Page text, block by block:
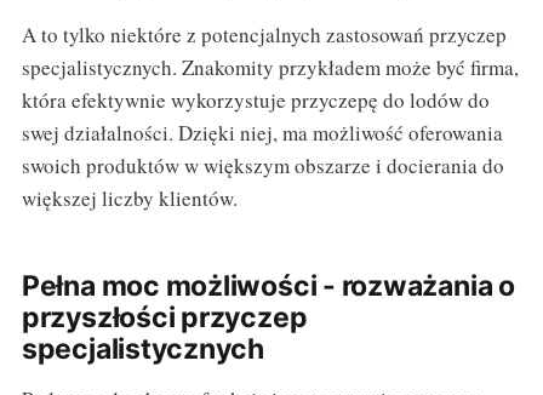
A to tylko niektóre z potencjalnych zastosowań przyczep
specjalistycznych. Znakomity przykładem może być firma,
która efektywnie wykorzystuje przyczepę do lodów do
swej działalności. Dzięki niej, ma możliwość oferowania
swoich produktów w większym obszarze i docierania do
większej liczby klientów.
Pełna moc możliwości - rozważania o
przyszłości przyczep
specjalistycznych